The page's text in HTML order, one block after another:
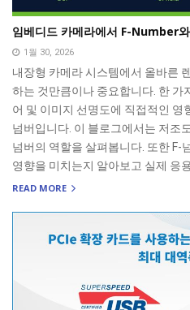
임베디드 카메라에서 F-Number
1월 30, 2026
내장형 카메라 시스템에서 올바른
하는 것만큼이나 중요합니다. 한 가
어 및 이미지 선명도에 직접적인 영
넘버입니다. 이 블로그에서는 저조
넘버의 역할을 살펴봅니다. 또한 F-
영향을 미치는지 알아보고 실제 응
READ MORE